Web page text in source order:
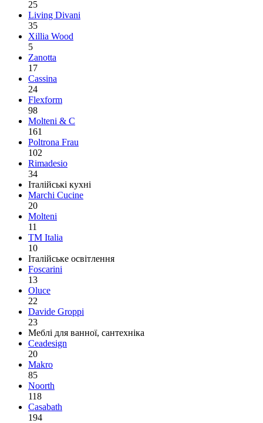
25
Living Divani
35
Xillia Wood
5
Zanotta
17
Cassina
24
Flexform
98
Molteni & C
161
Poltrona Frau
102
Rimadesio
34
Італійські кухні
Marchi Cucine
20
Molteni
11
TM Italia
10
Італійське освітлення
Foscarini
13
Oluce
22
Davide Groppi
23
Меблі для ванної, сантехніка
Ceadesign
20
Makro
85
Noorth
118
Сasabath
194